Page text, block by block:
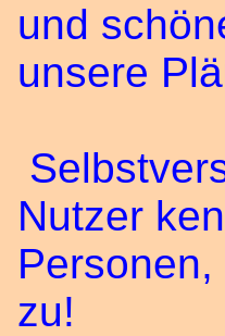
und
unsere
Nutzer
zu!